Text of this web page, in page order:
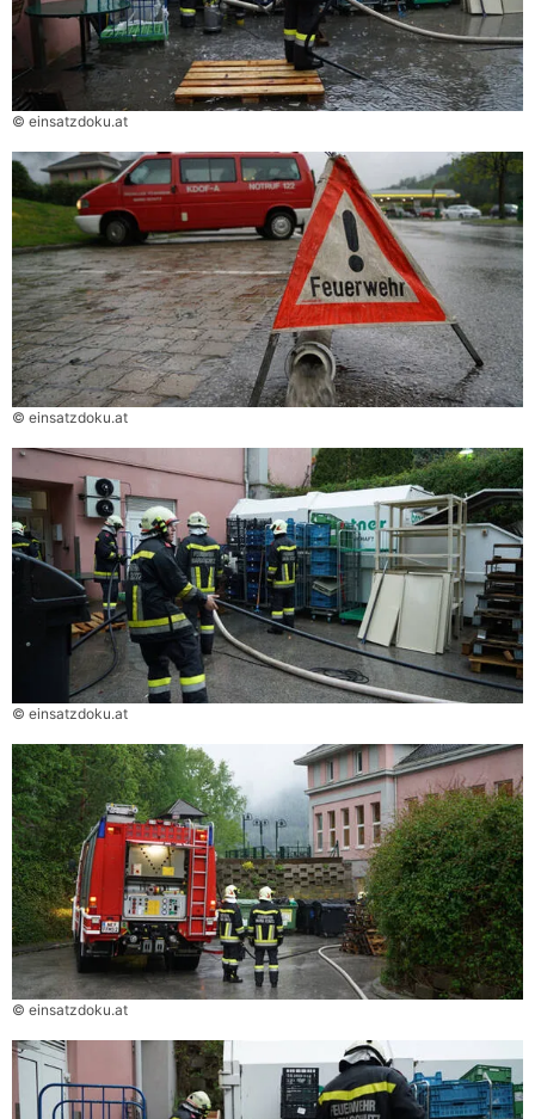
© einsatzdoku.at
© einsatzdoku.at
© einsatzdoku.at
© einsatzdoku.at